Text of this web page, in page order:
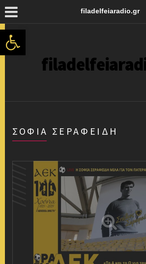
Ανοίξτε τη γραμμή εργαλείων
filadelfeiaradio.gr
ΣΟΦΊΑ ΣΕΡΑΦΕΊΔΗ